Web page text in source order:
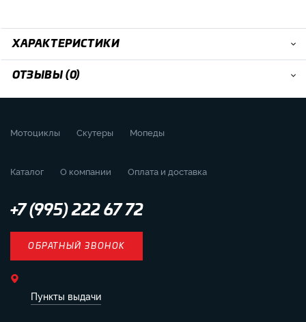
ХАРАКТЕРИСТИКИ
ОТЗЫВЫ (0)
Мотоциклы Скутеры Мопеды
Каталог О компании Оплата и доставка
+7 (995) 222 67 72
ОБРАТНЫЙ ЗВОНОК
Пункты выдачи